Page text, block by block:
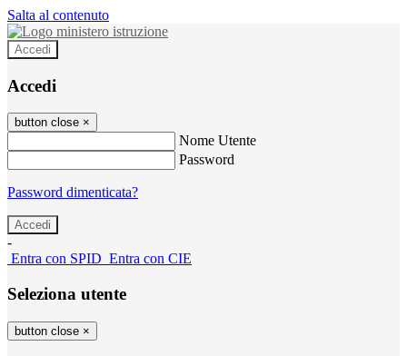
Salta al contenuto
Accedi
Accedi
button close ×
Nome Utente
Password
Password dimenticata?
-
Entra con SPID Entra con CIE
Seleziona utente
button close ×